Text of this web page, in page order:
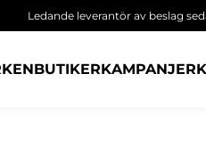
Ledande leverantör av beslag
BUTIKERKAMPANJER